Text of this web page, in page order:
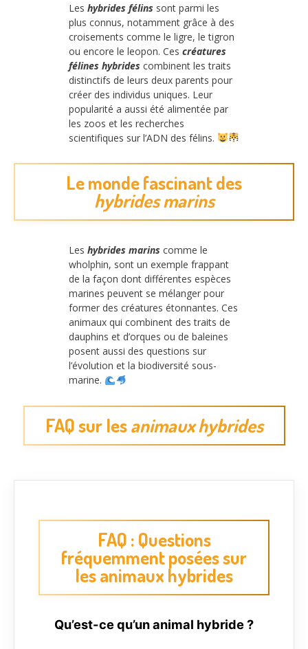
Les hybrides félins sont parmi les
plus connus, notamment grâce à des
croisements comme le ligre, le tigron
ou encore le leopon. Ces créatures
félines hybrides combinent les traits
distinctifs de leurs deux parents pour
créer des individus uniques. Leur
popularité a aussi été alimentée par
les zoos et les recherches
scientifiques sur l’ADN des félins.
Le monde fascinant des
hybrides marins
Les hybrides marins comme le
wholphin, sont un exemple frappant
de la façon dont différentes espèces
marines peuvent se mélanger pour
former des créatures étonnantes. Ces
animaux qui combinent des traits de
dauphins et d’orques ou de baleines
posent aussi des questions sur
l’évolution et la biodiversité sous-
marine.
FAQ sur lesanimaux hybrides
FAQ : Questions
fréquemment posées sur
les animaux hybrides
Qu’est-ce qu’un animal hybride ?